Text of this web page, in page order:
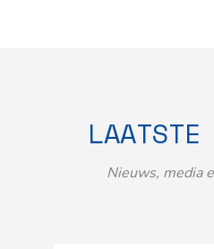
LAATSTE
Nieuws, media